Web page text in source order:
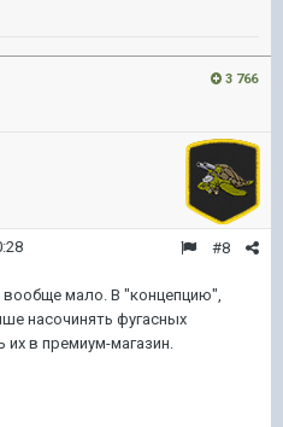
3 766
#8
вообще мало. В "концепцию",
насочинять фугасных
их в премиум-магазин.